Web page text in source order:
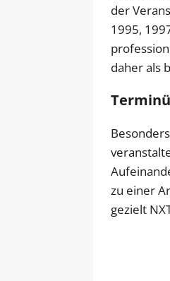
der
1995,
daher als
zu einer
gezielt